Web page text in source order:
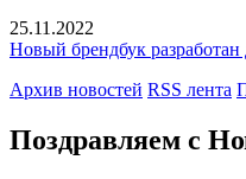
25.11.2022
Новый брендбук
Архив новостей RSS лента
Поздравляем с